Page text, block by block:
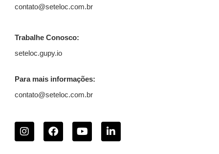
contato@seteloc.com.br
Trabalhe Conosco:
seteloc.gupy.io
Para mais informações:
contato@seteloc.com.br